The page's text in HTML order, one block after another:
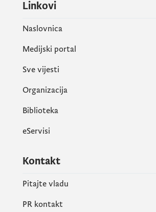
Linkovi
Naslovnica
Medijski portal
Sve vijesti
Organizacija
Biblioteka
eServisi
Kontakt
Pitajte vladu
PR kontakt